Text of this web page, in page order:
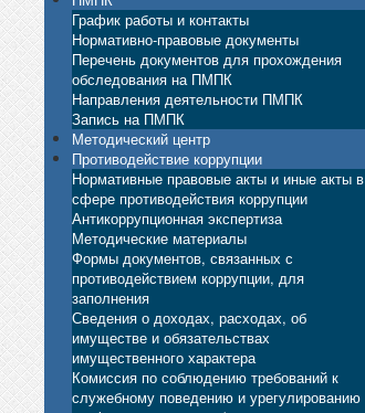
График работы и контакты
Нормативно-правовые документы
Перечень документов для прохождения
обследования на ПМПК
Направления деятельности ПМПК
Запись на ПМПК
Методический центр
Противодействие коррупции
Нормативные правовые акты и иные акты в
сфере противодействия коррупции
Антикоррупционная экспертиза
Методические материалы
Формы документов, связанных с
противодействием коррупции, для
заполнения
Сведения о доходах, расходах, об
имуществе и обязательствах
имущественного характера
Комиссия по соблюдению требований к
служебному поведению и урегулированию